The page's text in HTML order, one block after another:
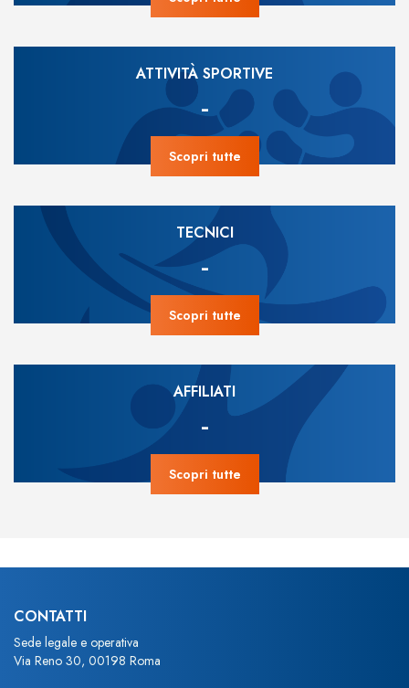
ATTIVITÀ SPORTIVE
-
Scopri tutte
TECNICI
-
Scopri tutte
AFFILIATI
-
Scopri tutte
CONTATTI
Sede legale e operativa
Via Reno 30, 00198 Roma